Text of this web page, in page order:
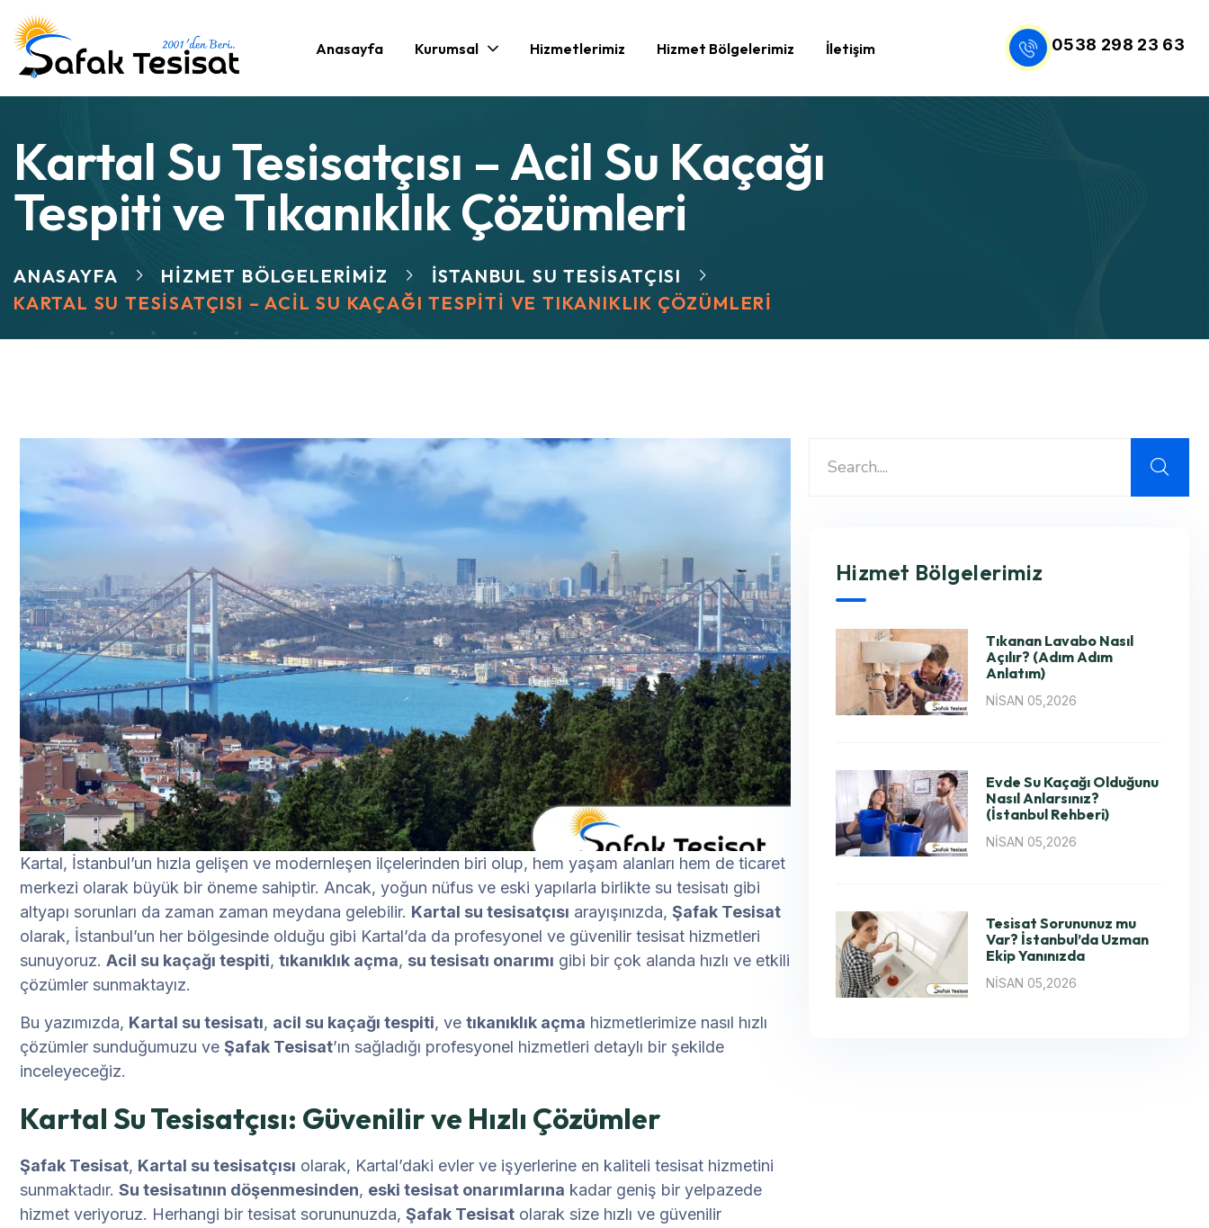
Anasayfa Kurumsal Hizmetlerimiz Hizmet Bölgelerimiz İletişim 0538 298 23 63
Kartal Su Tesisatçısı – Acil Su Kaçağı
Tespiti ve Tıkanıklık Çözümleri
ANASAYFA HIZMET BÖLGELERIMIZ
İSTANBUL SU TESISATÇISI
KARTAL SU TESISATÇISI – ACIL SU KAÇAĞI TESPITI VE TIKANIKLIK ÇÖZÜMLERI
Kartal, İstanbul’un hızla gelişen ve modernleşen ilçelerinden biri olup, hem yaşam alanları hem de ticaret
merkezi olarak büyük bir öneme sahiptir. Ancak, yoğun nüfus ve eski yapılarla birlikte su tesisatı gibi
altyapı sorunları da zaman zaman meydana gelebilir. Kartal su tesisatçısı arayışınızda, Şafak Tesisat
olarak, İstanbul’un her bölgesinde olduğu gibi Kartal’da da profesyonel ve güvenilir tesisat hizmetleri
sunuyoruz. Acil su kaçağı tespiti, tıkanıklık açma, su tesisatı onarımı gibi bir çok alanda hızlı ve etkili
çözümler sunmaktayız.
Bu yazımızda, Kartal su tesisatı, acil su kaçağı tespiti, ve tıkanıklık açma hizmetlerimize nasıl hızlı
çözümler sunduğumuzu ve Şafak Tesisat’ın sağladığı profesyonel hizmetleri detaylı bir şekilde
inceleyeceğiz.
Kartal Su Tesisatçısı: Güvenilir ve Hızlı Çözümler
Şafak Tesisat, Kartal su tesisatçısı olarak, Kartal’daki evler ve işyerlerine en kaliteli tesisat hizmetini
sunmaktadır. Su tesisatının döşenmesinden, eski tesisat onarımlarına kadar geniş bir yelpazede
hizmet veriyoruz. Herhangi bir tesisat sorununuzda, Şafak Tesisat olarak size hızlı ve güvenilir
Hizmet Bölgelerimiz
Tıkanan Lavabo Nasıl
Açılır? (Adım Adım
Anlatım)
NISAN 05,2026
Evde Su Kaçağı Olduğunu
Nasıl Anlarsınız?
(İstanbul Rehberi)
NISAN 05,2026
Tesisat Sorununuz mu
Var? İstanbul’da Uzman
Ekip Yanınızda
NISAN 05,2026